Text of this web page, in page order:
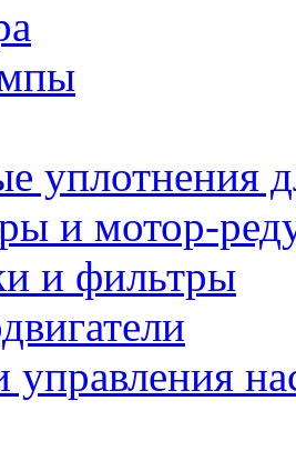
уплотнения
и мотор-
и фильтры
управления